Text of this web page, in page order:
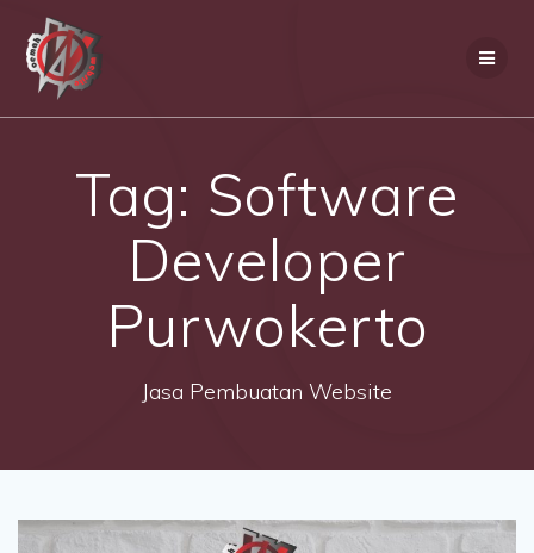
Tag: Software
Developer
Purwokerto
Jasa Pembuatan Website